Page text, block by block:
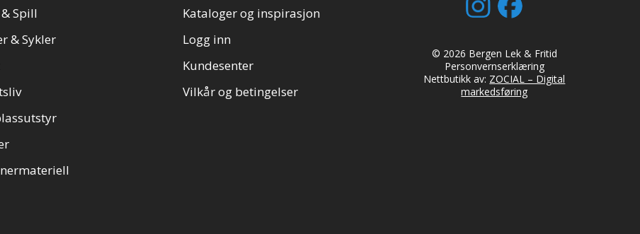
Spill
& Sykler
Kataloger og inspirasjon
Logg inn
Kundesenter
Vilkår og betingelser
© 2026 Bergen Lek & Fritid
Personvernserklæring
Nettbutikk av: ZOCIAL – Digital
markedsføring